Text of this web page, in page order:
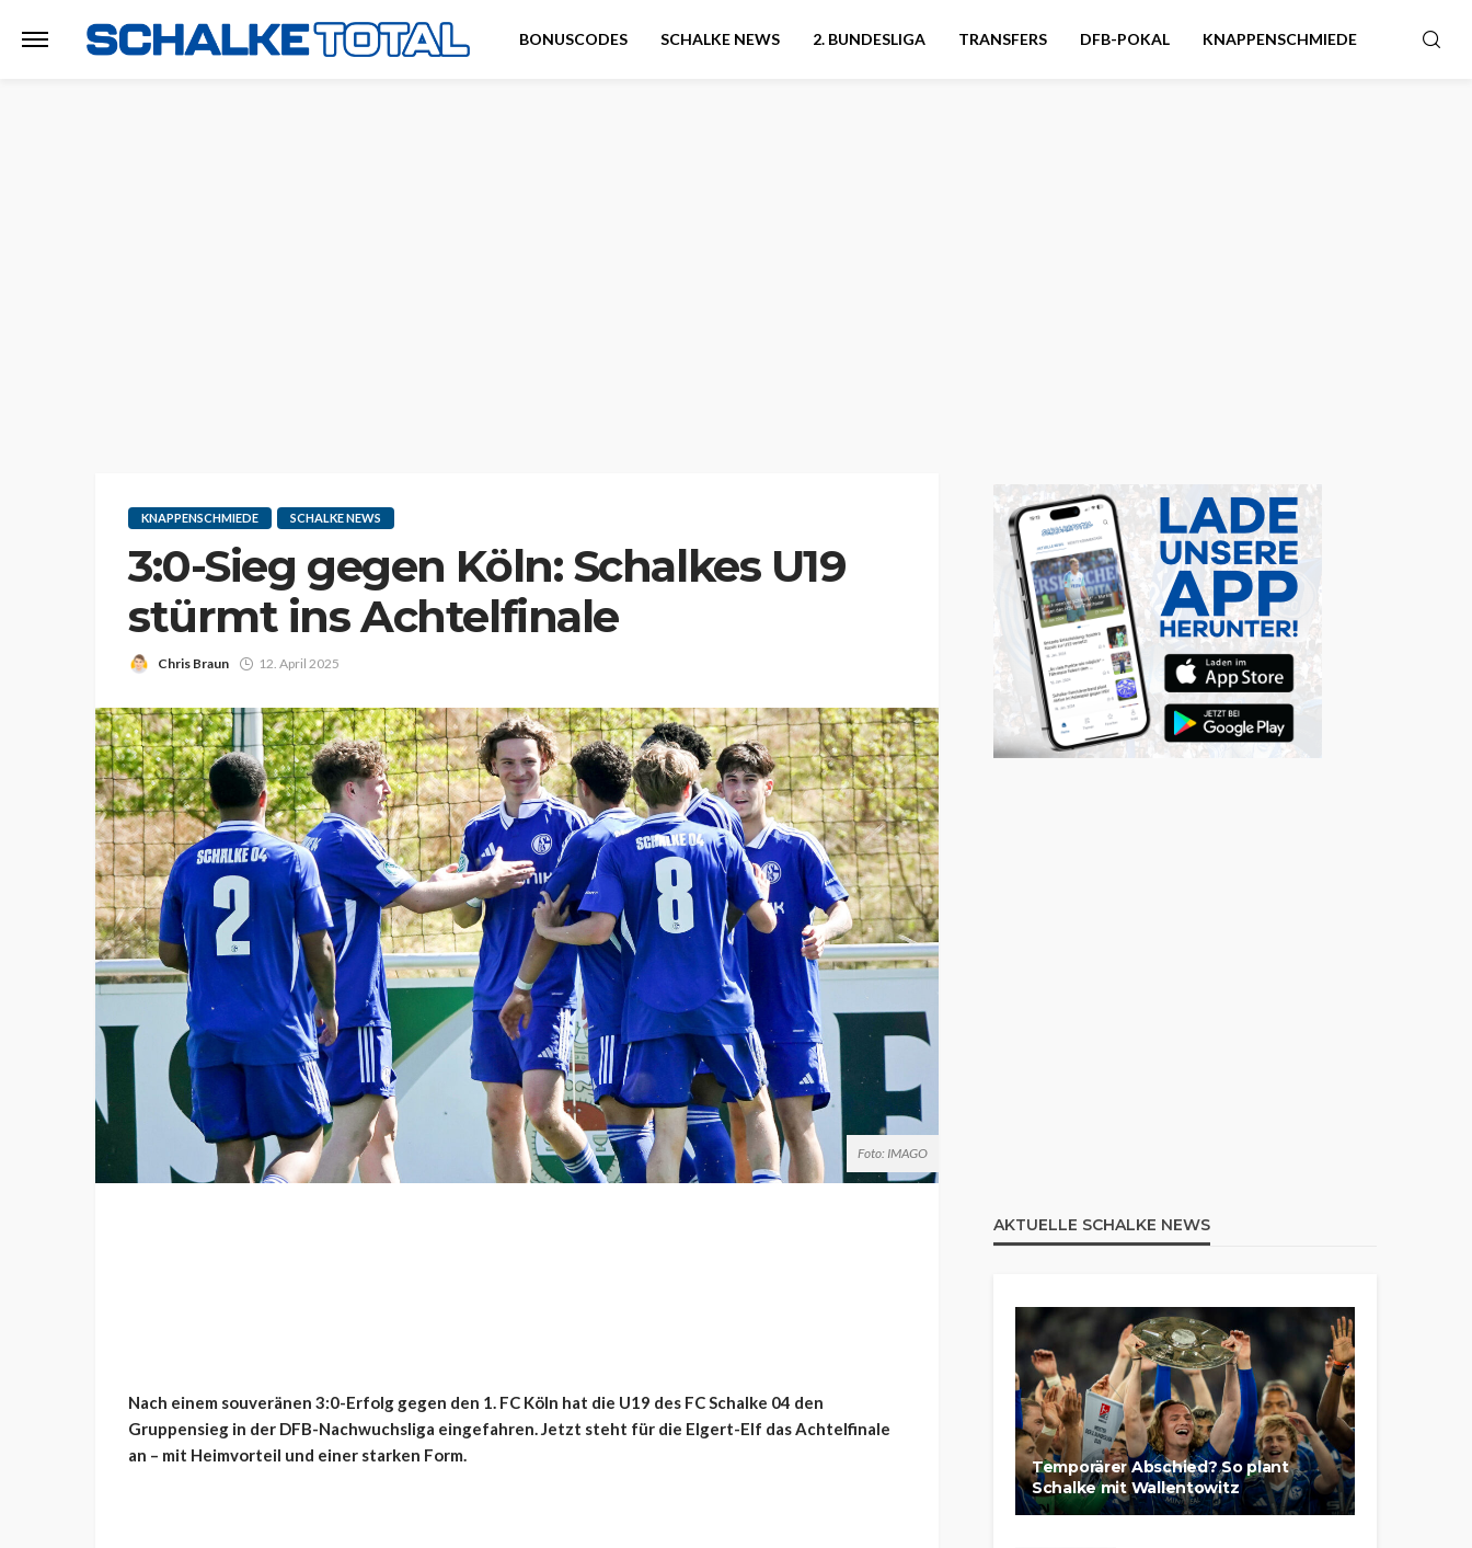
BONUSCODES SCHALKE NEWS 2. BUNDESLIGA TRANSFERS DFB-POKAL KNAPPENSCHMIEDE
KNAPPENSCHMIEDE SCHALKE NEWS
3:0-Sieg gegen Köln: Schalkes U19
stürmt ins Achtelfinale
Chris Braun 12. April 2025
Foto: IMAGO
Nach einem souveränen 3:0-Erfolg gegen den 1. FC Köln hat die U19 des FC Schalke 04 den
Gruppensieg in der DFB-Nachwuchsliga eingefahren. Jetzt steht für die Elgert-Elf das Achtelfinale
an – mit Heimvorteil und einer starken Form.
AKTUELLE SCHALKE NEWS
Temporärer Abschied? So plant
Schalke mit Wallentowitz